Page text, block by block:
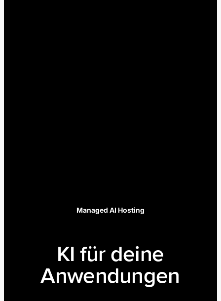
Managed AI Hosting
KI für deine
Anwendungen